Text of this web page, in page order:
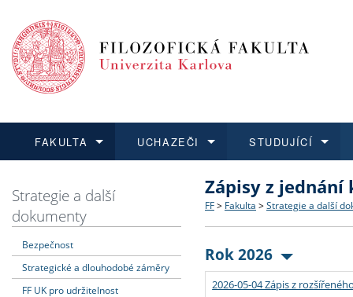
FAKULTA
Dozvědět se více
Struktura a historie
Strategie a další
Podpora a benefity pro
UCHAZEČI
Podat přihlášku
Co studovat a jak se
Učitelské studijní
Informace k průběhu
STUDUJÍCÍ
Dozvědět se více
Bakalářské a magisterské
Doktorské studium
Rigorózní řízení
Dozvědět se více
O vědě a výzkumu na FF
Akademické kvalifikace
Granty a projekty
Dozvědět se více
Aktuální nabídky a
Vyjíždějící studenti
Přijíždějící studenti
Strategie a další
dokumenty
Bezpečnost
Strategické a dlouhodobé záměry
FF UK pro udržitelnost
Zápisy z jednání
FF > Fakulta > Strategie a další
Rok 2026
2026-05-04 Zápis z